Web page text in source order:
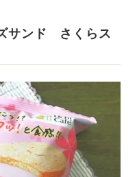
サンド さくらス